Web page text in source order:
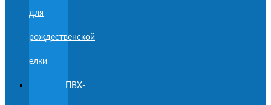
для
рождественской
елки
ПВХ-